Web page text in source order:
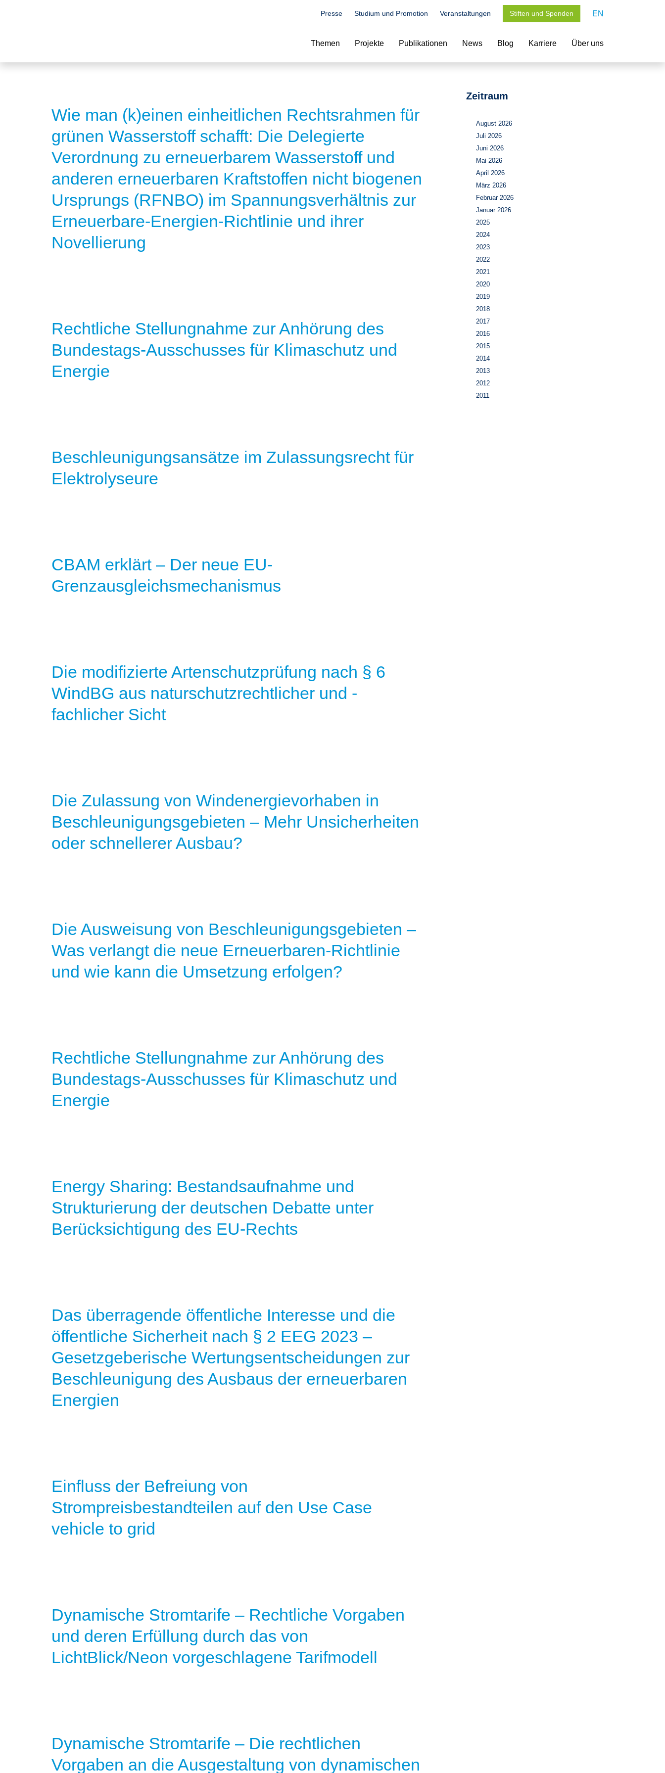
Presse Studium und Promotion Veranstaltungen Stiften und Spenden EN
Themen Projekte Publikationen News Blog Karriere Über uns
Wie man (k)einen einheitlichen Rechtsrahmen für
grünen Wasserstoff schafft: Die Delegierte
Verordnung zu erneuerbarem Wasserstoff und
anderen erneuerbaren Kraftstoffen nicht biogenen
Ursprungs (RFNBO) im Spannungsverhältnis zur
Erneuerbare-Energien-Richtlinie und ihrer
Novellierung
Rechtliche Stellungnahme zur Anhörung des
Bundestags-Ausschusses für Klimaschutz und
Energie
Beschleunigungsansätze im Zulassungsrecht für
Elektrolyseure
CBAM erklärt – Der neue EU-
Grenzausgleichsmechanismus
Die modifizierte Artenschutzprüfung nach § 6
WindBG aus naturschutzrechtlicher und -
fachlicher Sicht
Die Zulassung von Windenergievorhaben in
Beschleunigungsgebieten – Mehr Unsicherheiten
oder schnellerer Ausbau?
Die Ausweisung von Beschleunigungsgebieten –
Was verlangt die neue Erneuerbaren-Richtlinie
und wie kann die Umsetzung erfolgen?
Rechtliche Stellungnahme zur Anhörung des
Bundestags-Ausschusses für Klimaschutz und
Energie
Energy Sharing: Bestandsaufnahme und
Strukturierung der deutschen Debatte unter
Berücksichtigung des EU-Rechts
Das überragende öffentliche Interesse und die
öffentliche Sicherheit nach § 2 EEG 2023 –
Gesetzgeberische Wertungsentscheidungen zur
Beschleunigung des Ausbaus der erneuerbaren
Energien
Einfluss der Befreiung von
Strompreisbestandteilen auf den Use Case
vehicle to grid
Dynamische Stromtarife – Rechtliche Vorgaben
und deren Erfüllung durch das von
LichtBlick/Neon vorgeschlagene Tarifmodell
Dynamische Stromtarife – Die rechtlichen
Vorgaben an die Ausgestaltung von dynamischen
Zeitraum
August 2026
Juli 2026
Juni 2026
Mai 2026
April 2026
März 2026
Februar 2026
Januar 2026
2025
2024
2023
2022
2021
2020
2019
2018
2017
2016
2015
2014
2013
2012
2011